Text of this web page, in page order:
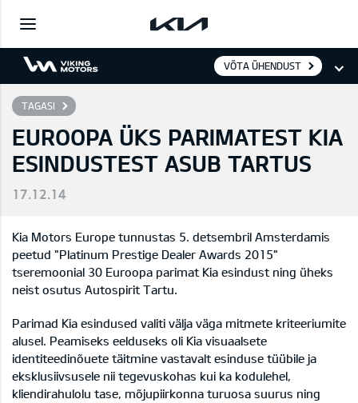
VÕTA ÜHENDUST
TAGASI
EUROOPA ÜKS PARIMATEST KIA
ESINDUSTEST ASUB TARTUS
17.12.14
Kia Motors Europe tunnustas 5. detsembril Amsterdamis
peetud "Platinum Prestige Dealer Awards 2015"
tseremoonial 30 Euroopa parimat Kia esindust ning üheks
neist osutus Autospirit Tartu.
Parimad Kia esindused valiti välja väga mitmete kriteeriumite
alusel. Peamiseks eelduseks oli Kia visuaalsete
identiteedinõuete täitmine vastavalt esinduse tüübile ja
eksklusiivsusele nii tegevuskohas kui ka kodulehel,
kliendirahulolu tase, mõjupiirkonna turuosa suurus ning